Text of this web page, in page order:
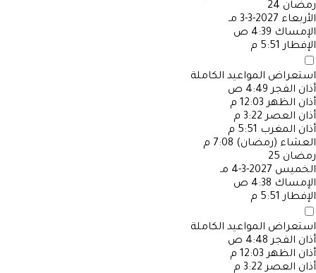
رمضان 24
الأربعاء 2027-3-3 مـ
الإمساك 4:39 ص
الإفطار 5:51 م
استعراض المواعيد الكاملة
أذان الفجر 4:49 ص
أذان الظهر 12:03 م
أذان العصر 3:22 م
أذان المغرب 5:51 م
العشاء (رمضان) 7:08 م
رمضان 25
الخميس 2027-3-4 مـ
الإمساك 4:38 ص
الإفطار 5:51 م
استعراض المواعيد الكاملة
أذان الفجر 4:48 ص
أذان الظهر 12:03 م
أذان العصر 3:22 م